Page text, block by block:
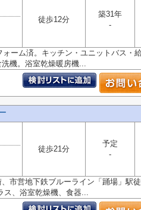
徒歩12分
築31年
-
ーム済。キッチン・ユニットバス・
機。浴室乾燥暖房機...
徒歩21分
予定
-
市営地下鉄ブルーライン「踊場」駅
ス、浴室乾燥機、食器...